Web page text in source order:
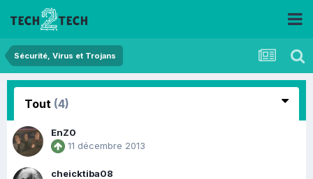
Sécurité, Virus et Trojans
Tout (4)
EnZ0
11 décembre 2013
cheicktiba08